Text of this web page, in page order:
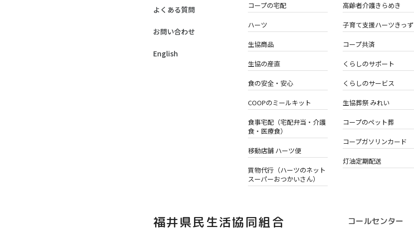
コープの宅配
ハーツ
生協商品
生協の産直
食の安全・安心
COOPのミールキット
食事宅配（宅配弁当・介護
食・医療食）
移動店舗 ハーツ便
買物代行（ハーツのネット
スーパーおつかいさん）
高齢者介護きらめき
子育て支援ハーツきっず
コープ共済
くらしのサポート
くらしのサービス
生協葬祭 みれい
コープのペット葬
コープガソリンカード
灯油定期配送
よくある質問
お問い合わせ
English
福井県民生活協同組合 コールセンター